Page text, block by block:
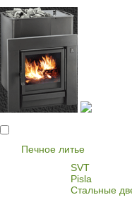
Печное литье
SVT
Pisla
Стальные